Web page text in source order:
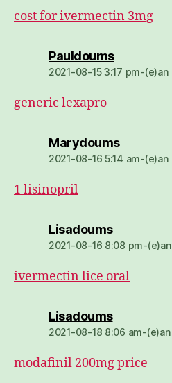
cost for ivermectin 3mg
Pauldoumsdio:
2021-08-15 3:17 pm-(e)an
generic lexapro
Marydoumsdio:
2021-08-16 5:14 am-(e)an
1 lisinopril
Lisadoumsdio:
2021-08-16 8:08 pm-(e)an
ivermectin lice oral
Lisadoumsdio:
2021-08-18 8:06 am-(e)an
modafinil 200mg price